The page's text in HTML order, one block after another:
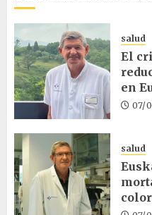
salud
El
en
07/
salud